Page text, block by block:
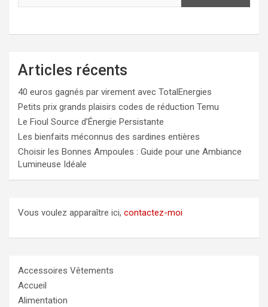
Articles récents
40 euros gagnés par virement avec TotalEnergies
Petits prix grands plaisirs codes de réduction Temu
Le Fioul Source d’Énergie Persistante
Les bienfaits méconnus des sardines entières
Choisir les Bonnes Ampoules : Guide pour une Ambiance
Lumineuse Idéale
Vous voulez apparaître ici, contactez-moi
Accessoires Vêtements
Accueil
Alimentation